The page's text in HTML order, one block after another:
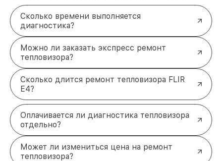
Сколько времени выполняется
диагностика?
Можно ли заказать экспресс ремонт
тепловизора?
Сколько длится ремонт тепловизора FLIR
E4?
Оплачивается ли диагностика тепловизора
отдельно?
Может ли измениться цена на ремонт
тепловизора?